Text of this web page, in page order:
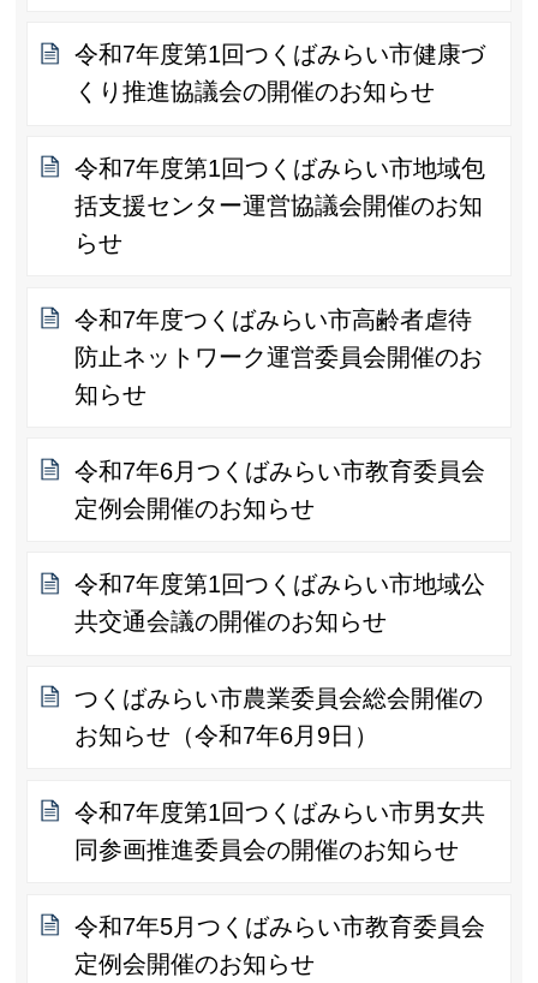
令和7年度第1回つくばみらい市健康づ
くり推進協議会の開催のお知らせ
令和7年度第1回つくばみらい市地域包
括支援センター運営協議会開催のお知
らせ
令和7年度つくばみらい市高齢者虐待
防止ネットワーク運営委員会開催のお
知らせ
令和7年6月つくばみらい市教育委員会
定例会開催のお知らせ
令和7年度第1回つくばみらい市地域公
共交通会議の開催のお知らせ
つくばみらい市農業委員会総会開催の
お知らせ（令和7年6月9日）
令和7年度第1回つくばみらい市男女共
同参画推進委員会の開催のお知らせ
令和7年5月つくばみらい市教育委員会
定例会開催のお知らせ